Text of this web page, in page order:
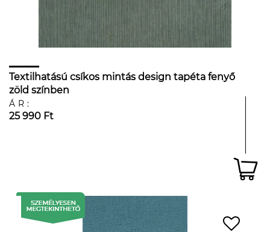
Textilhatású csíkos mintás design tapéta fenyő
zöld színben
ÁR:
25 990 Ft